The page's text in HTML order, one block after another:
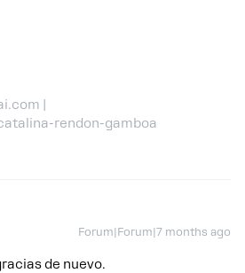
|
rendon-gamboa
Forum|Forum|7 months ago
de nuevo.